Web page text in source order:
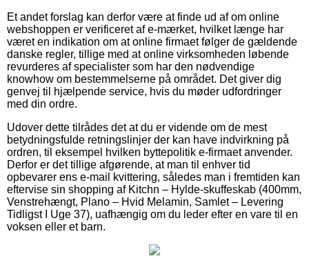
Et andet forslag kan derfor være at finde ud af om online
webshoppen er verificeret af e-mærket, hvilket længe har
været en indikation om at online firmaet følger de gældende
danske regler, tillige med at online virksomheden løbende
revurderes af specialister som har den nødvendige
knowhow om bestemmelserne på området. Det giver dig
genvej til hjælpende service, hvis du møder udfordringer
med din ordre.
Udover dette tilrådes det at du er vidende om de mest
betydningsfulde retningslinjer der kan have indvirkning på
ordren, til eksempel hvilken byttepolitik e-firmaet anvender.
Derfor er det tillige afgørende, at man til enhver tid
opbevarer ens e-mail kvittering, således man i fremtiden kan
eftervise sin shopping af Kitchn – Hylde-skuffeskab (400mm,
Venstrehængt, Plano – Hvid Melamin, Samlet – Levering
Tidligst I Uge 37), uafhængig om du leder efter en vare til en
voksen eller et barn.